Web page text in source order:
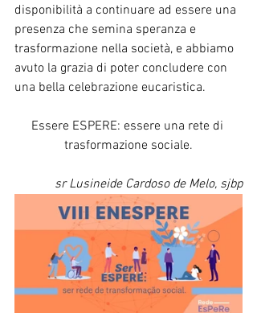
disponibilità a continuare ad essere una
presenza che semina speranza e
trasformazione nella società, e abbiamo
avuto la grazia di poter concludere con
una bella celebrazione eucaristica.
Essere ESPERE: essere una rete di
trasformazione sociale.
sr Lusineide Cardoso de Melo, sjbp